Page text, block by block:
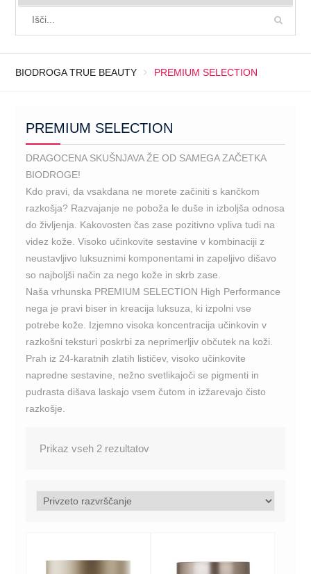
BIODROGA TRUE BEAUTY PREMIUM SELECTION
PREMIUM SELECTION
DRAGOCENA SKUŠNJAVA ŽE OD SAMEGA ZAČETKA
BIODROGE!
Kdo pravi, da vsakdana ne morete začiniti s kančkom
razkošja? Razvajanje ne poboža le duše in izboljša odnosa
do življenja. Kakovosten čas zase pozitivno vpliva tudi na
videz kože. Visoko učinkovite sestavine v kombinaciji z
neustavljivo luksuznimi komponentami in zapeljivo dišavo
so najboljši način za nego kože in skrb zase.
Naša vrhunska PREMIUM SELECTION High Performance
nega je pravi biser in kreacija luksuza, ki izpolni vse
potrebe kože. Izjemno visoka koncentracija učinkovin v
razkošni teksturi poskrbi za neprimerljiv občutek na koži.
Prah iz 24-karatnih zlatih lističev, visoko učinkovite
napredne sestavine, nežno svetlikajoči se pigmenti in
pudrasta dišava laskajo vsem čutom in izžarevajo čisto
razkošje.
Prikaz vseh 2 rezultatov